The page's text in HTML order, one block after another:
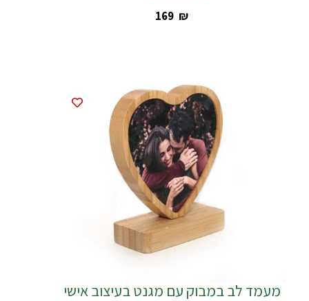
‎169 ₪
מעמד לב במבוק עם מגנט בעיצוב אישי